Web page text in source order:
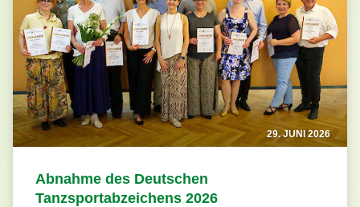
29. JUNI 2026
Abnahme des Deutschen
Tanzsportabzeichens 2026